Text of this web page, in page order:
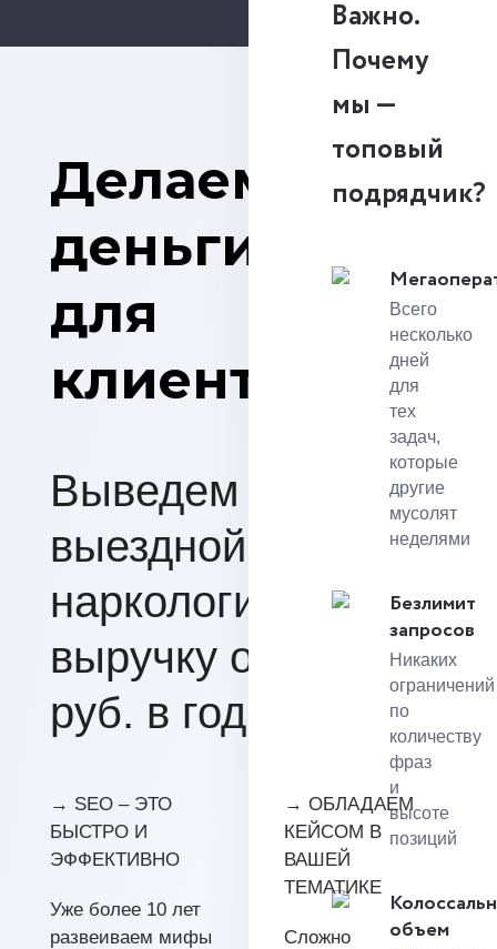
Делаем
деньги
для
клиентов
Выведем сайт
выездной
наркологии на
выручку от 11 млн.
руб. в год.
Важно.
Почему
мы —
топовый
подрядчик?
Всего
несколько
дней
для
тех
задач,
которые
другие
мусолят
неделями
Безлимит
запросов
Никаких
ограничений
по
количеству
фраз
и
высоте
позиций
объем
→ SEO – ЭТО
БЫСТРО И
ЭФФЕКТИВНО
Уже более 10 лет
развеиваем мифы
→ ОБЛАДАЕМ
КЕЙСОМ В
ВАШЕЙ
ТЕМАТИКЕ
Сложно